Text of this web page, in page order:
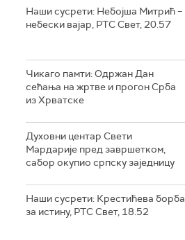
Наши сусрети: Небојша Митрић –
небески вајар, РТС Свет, 20.57
Чикаго памти: Одржан Дан
сећања на жртве и прогон Срба
из Хрватске
Духовни центар Свети
Мардарије пред завршетком,
сабор окупио српску заједницу
Наши сусрети: Крестићева борба
за истину, РТС Свет, 18.52